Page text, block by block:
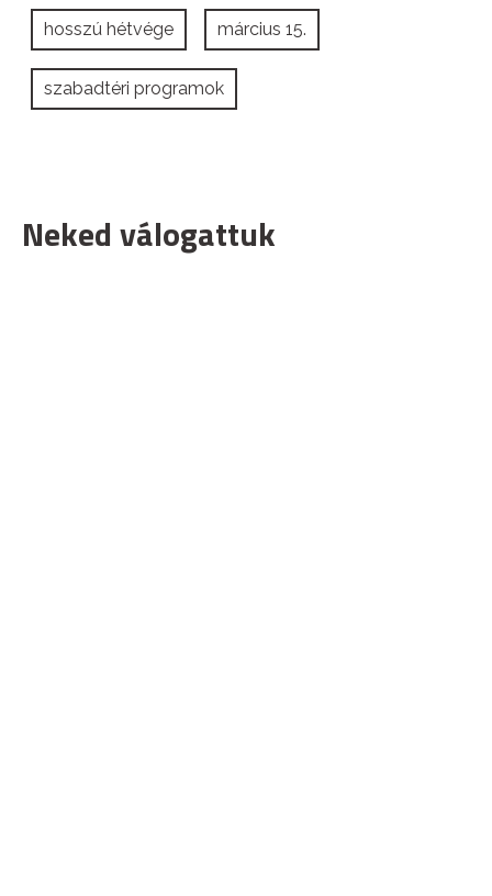
hosszú hétvége március 15.
szabadtéri programok
Neked válogattuk